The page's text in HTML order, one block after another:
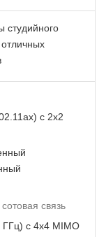
отличных
с 2x2
связь
с 4x4 MIMO